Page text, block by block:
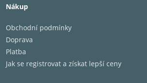
nebo bílé s chromovými detaily –
•Přenosný
Nákup
Obchodní podmínky
Doprava
Platba
Jak se registrovat a získat lepší ceny